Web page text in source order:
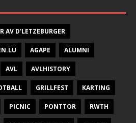
AV D'LETZEBURGER
AGAPE ALUMNI
AVL AVLHISTORY
GRILLFEST KARTING
PICNIC PONTTOR RWTH